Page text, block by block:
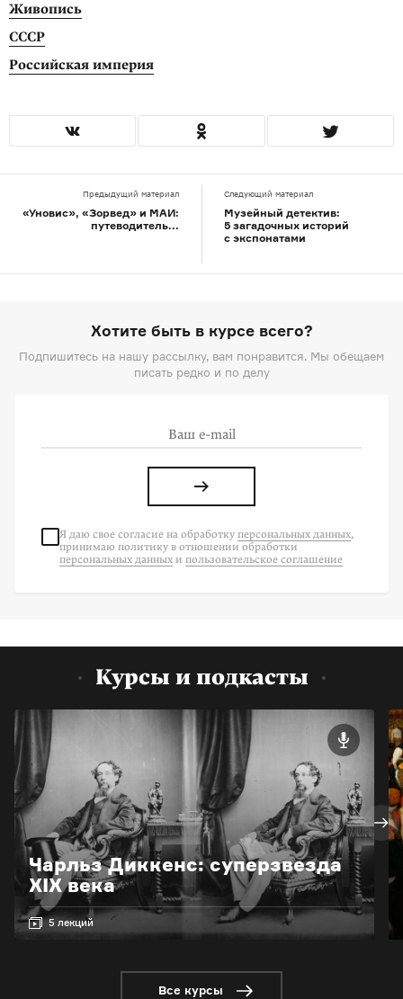
Живопись
СССР
Российская империя
Предыдущий материал
«Уновис», «Зорвед» и МАИ:
путеводитель...
Следующий материал
Музейный детектив:
5 загадочных историй
с экспонатами
Хотите быть в курсе всего?
Подпишитесь на нашу рассылку, вам понравится. Мы обещаем
писать редко и по делу
Я даю свое согласие на обработку персональных данных,
принимаю политику в отношении обработки
персональных данных и пользовательское соглашение
Курсы и подкасты
Чарльз Диккенс: суперзвезда
XIX века
5 лекций
Все курсы